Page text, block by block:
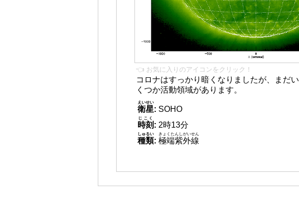
👈 お気に入りのアイコンをクリック！
コロナはすっかり暗くなりましたが、まだい
くつか活動領域があります。
衛星
えいせい
: SOHO
時刻
じこく
: 2時13分
種類
しゅるい
: 極端紫外線
きょくたんしがいせん